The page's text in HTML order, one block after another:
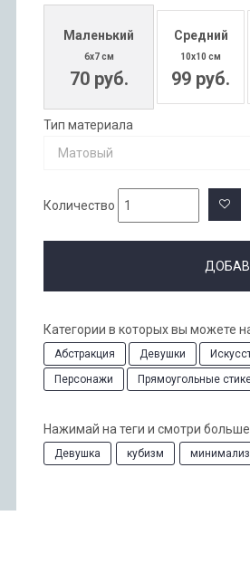
Маленький
6x7 см
70 руб.
Средний
10x10 см
99 руб.
Тип материала
Матовый
Количество
Категории в которых вы можете
Абстракция Девушки
Персонажи
Прямоугольные
Нажимай на теги и смотри
Девушка кубизм